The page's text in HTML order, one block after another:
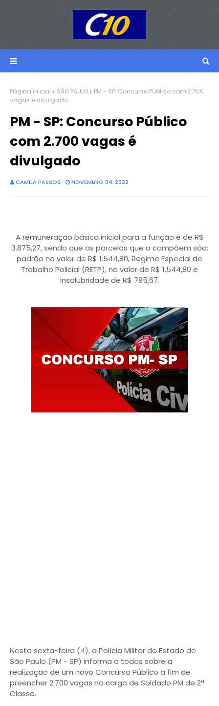
Página inicial SÃO PAULO
PM - SP: Concurso Público com 2.700
vagas é divulgado
PM - SP: Concurso Público
com 2.700 vagas é
divulgado
CAMILA PASSOS NOVEMBRO 04, 2022
A remuneração básica inicial para a função é de R$
3.875,27, sendo que as parcelas que a compõem são:
padrão no valor de R$ 1.544,80, Regime Especial de
Trabalho Policial (RETP), no valor de R$ 1.544,80 e
insalubridade de R$ 785,67.
Nesta sexta-feira (4), a Polícia Militar do Estado de
São Paulo (PM - SP) informa a todos sobre a
realização de um novo Concurso Público a fim de
preencher 2.700 vagas no cargo de Soldado PM de 2ª
Classe.